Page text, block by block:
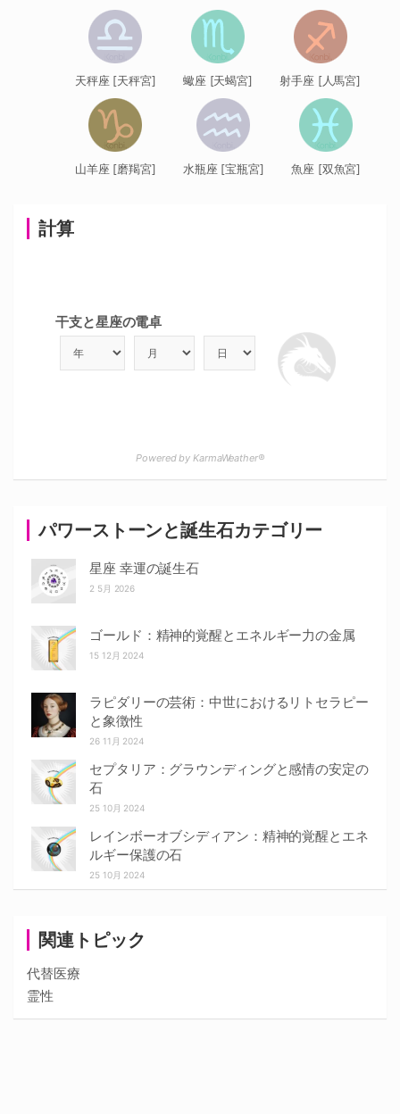
関連トピック
代替医療
霊性
パワーストーンと誕生石カテゴリー
星座 幸運の誕生石
2 5月 2026
ゴールド：精神的覚醒とエネルギー力の金属
15 12月 2024
ラピダリーの芸術：中世におけるリトセラピー
と象徴性
26 11月 2024
セプタリア：グラウンディングと感情の安定の
石
25 10月 2024
レインボーオブシディアン：精神的覚醒とエネ
ルギー保護の石
25 10月 2024
計算
干支と星座の電卓
Powered by KarmaWeather®
天秤座 [天秤宮] 蠍座 [天蝎宮] 射手座 [人馬宮]
山羊座 [磨羯宮] 水瓶座 [宝瓶宮] 魚座 [双魚宮]